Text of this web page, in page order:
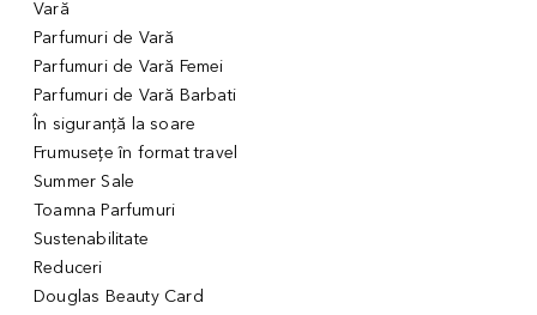
Vară
Parfumuri de Vară
Parfumuri de Vară Femei
Parfumuri de Vară Barbati
În siguranță la soare
Frumusețe în format travel
Summer Sale
Toamna Parfumuri
Sustenabilitate
Reduceri
Douglas Beauty Card